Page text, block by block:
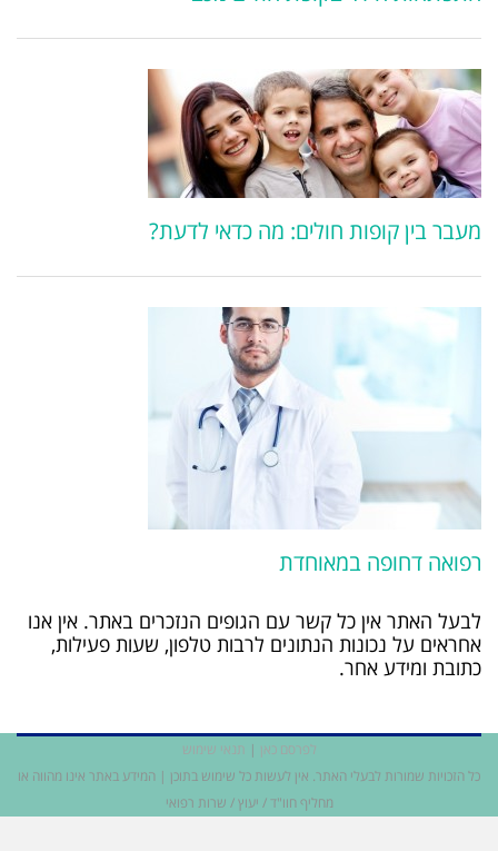
מעבר בין קופות חולים: מה כדאי לדעת?
רפואה דחופה במאוחדת
לבעל האתר אין כל קשר עם הגופים הנזכרים באתר. אין אנו
אחראים על נכונות הנתונים לרבות טלפון, שעות פעילות,
כתובת ומידע אחר.
לפרסם כאן | תנאי שימוש
כל הזכויות שמורות לבעלי האתר. אין לעשות כל שימוש בתוכן | המידע באתר אינו מהווה או
מחליף חוו"ד / יעוץ / שרות רפואי